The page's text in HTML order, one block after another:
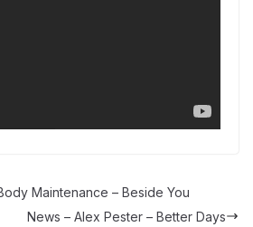
Maintenance – Beside You
News – Alex Pester – Better Days